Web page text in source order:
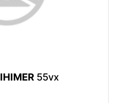
IHIMER 55vx